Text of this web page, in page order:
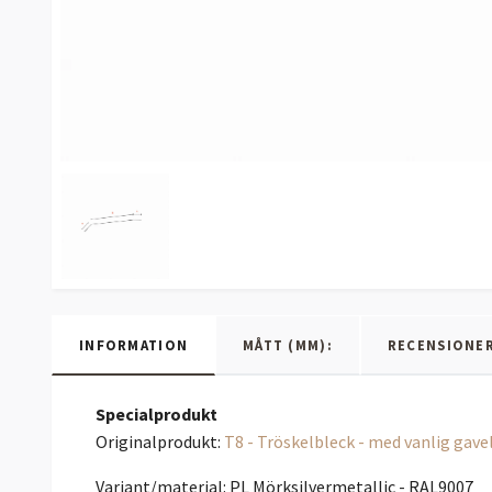
INFORMATION MÅTT (MM):
Specialprodukt
Originalprodukt: T8 - Tröskelbleck - med vanlig
Variant/material: PL Mörksilvermetallic - RAL9007